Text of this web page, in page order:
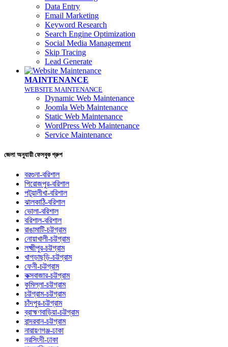
Data Entry
Email Marketing
Keyword Research
Search Engine Optimization
Social Media Management
Skip Tracing
Lead Generate
MAINTENANCE
WEBSITE MAINTENANCE
Dynamic Web Maintenance
Joomla Web Maintenance
Static Web Maintenance
WordPress Web Maintenance
Service Maintenance
জেলা অনুযায়ী ফেসবুক গ্রুপ
বরগুনা-বরিশাল
পিরোজপুর-বরিশাল
পটুয়ালীখা-বরিশাল
ঝালকাঠি-বরিশাল
ভোলা-বরিশাল
বরিশাল-বরিশাল
রাঙামাটি-চট্টগ্রাম
নোয়াখালী-চট্টগ্রাম
লক্ষ্মীপুর-চট্টগ্রাম
খাগড়াছড়ি-চট্টগ্রাম
ফেনী-চট্টগ্রাম
কক্সবাজার-চট্টগ্রাম
কুমিল্লা-চট্টগ্রাম
চট্টগ্রাম-চট্টগ্রাম
চাঁদপুর-চট্টগ্রাম
ব্রাহ্মণবাড়িয়া-চট্টগ্রাম
বান্দরবান-চট্টগ্রাম
নারায়ণগঞ্জ-ঢাকা
নরসিংদী-ঢাকা